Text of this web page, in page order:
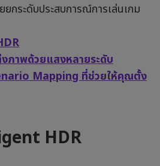
กระดับประสบการณ์การเล่นเกม
าพด้วยแสงหลายระดับ
Mapping ที่ช่วยให้คุณตั้ง
HDR